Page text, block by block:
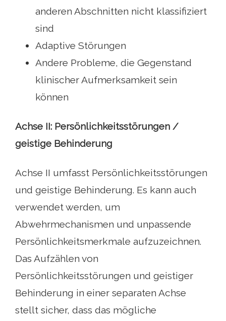
anderen Abschnitten nicht klassifiziert
sind
Adaptive Störungen
Andere Probleme, die Gegenstand
klinischer Aufmerksamkeit sein
können
Achse II: Persönlichkeitsstörungen /
geistige Behinderung
Achse II umfasst Persönlichkeitsstörungen
und geistige Behinderung. Es kann auch
verwendet werden, um
Abwehrmechanismen und unpassende
Persönlichkeitsmerkmale aufzuzeichnen.
Das Aufzählen von
Persönlichkeitsstörungen und geistiger
Behinderung in einer separaten Achse
stellt sicher, dass das mögliche